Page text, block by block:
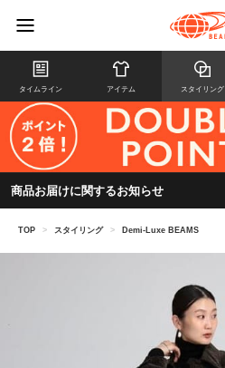
タイムライン アイテム スタイリング
商品お届けに関するお知らせ
TOP > スタイリング > Demi-Luxe BEAMS